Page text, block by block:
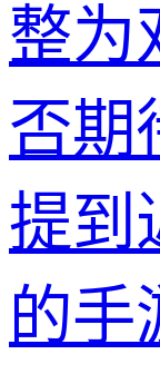
整为
否期
提到
的手